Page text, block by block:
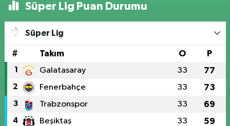
Süper Lig Puan Durumu
Süper Lig
# Takım O P
1 Galatasaray 33 77
2 Fenerbahçe 33 73
3 Trabzonspor 33 69
4 Beşiktaş 33 59